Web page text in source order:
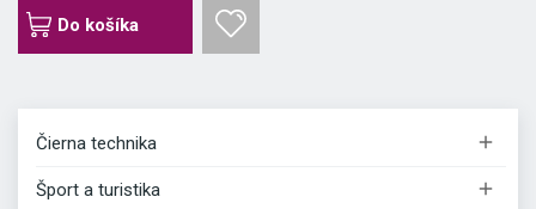
Čierna technika 
Šport a turistika 
Do košíka